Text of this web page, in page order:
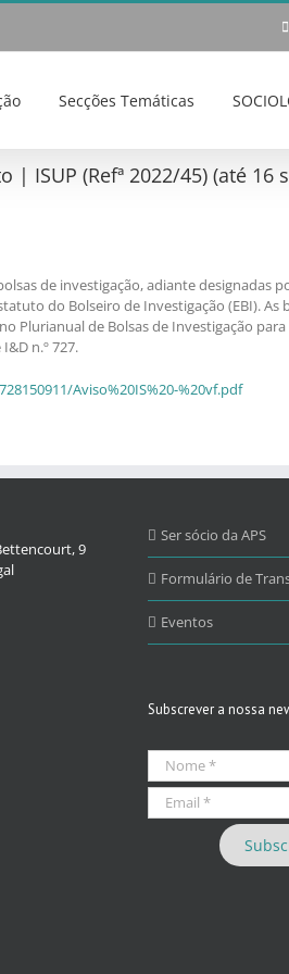
Secções Temáticas
ISUP (Refª 2022/45) (até 16
de investigação, adiante designadas
do Bolseiro de Investigação (EBI).
Plurianual de Bolsas de Investigação
n.º 727.
Aviso%20IS%20-%20vf.pdf
9
Ser sócio da APS
Formulário de
Eventos
Subscrever a nossa